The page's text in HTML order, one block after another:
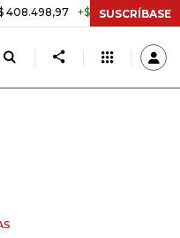
+$ 8.753,81 +2,19%
SUSCRÍBASE